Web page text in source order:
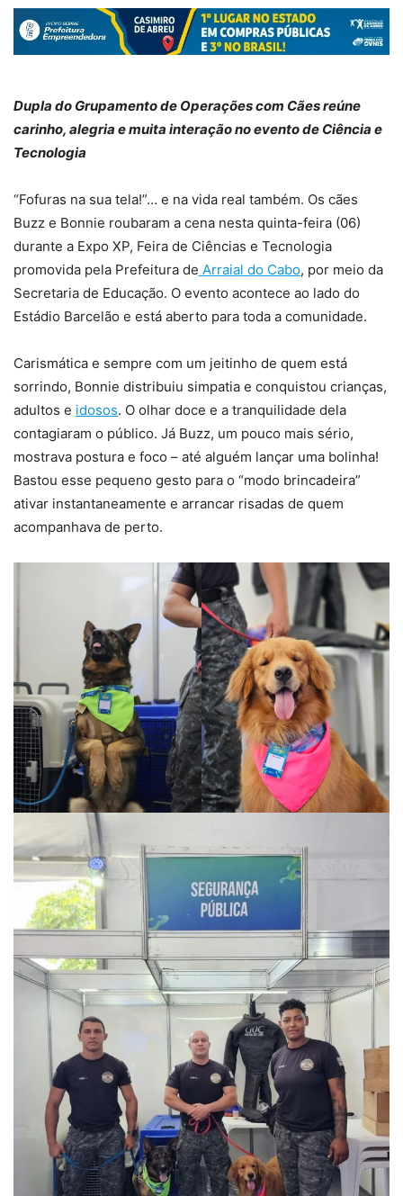
Dupla do Grupamento de Operações com Cães reúne
carinho, alegria e muita interação no evento de Ciência e
Tecnologia
“Fofuras na sua tela!”… e na vida real também. Os cães
Buzz e Bonnie roubaram a cena nesta quinta-feira (06)
durante a Expo XP, Feira de Ciências e Tecnologia
promovida pela Prefeitura de Arraial do Cabo, por meio da
Secretaria de Educação. O evento acontece ao lado do
Estádio Barcelão e está aberto para toda a comunidade.
Carismática e sempre com um jeitinho de quem está
sorrindo, Bonnie distribuiu simpatia e conquistou crianças,
adultos e idosos. O olhar doce e a tranquilidade dela
contagiaram o público. Já Buzz, um pouco mais sério,
mostrava postura e foco – até alguém lançar uma bolinha!
Bastou esse pequeno gesto para o “modo brincadeira”
ativar instantaneamente e arrancar risadas de quem
acompanhava de perto.